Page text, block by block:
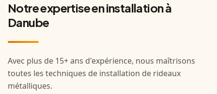
Notre expertise en installation à
Danube
Avec plus de 15+ ans d'expérience, nous maîtrisons
toutes les techniques de installation de rideaux
métalliques.